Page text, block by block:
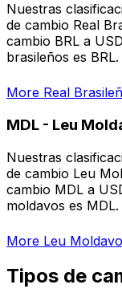
Nuestras
de cambio Real
cambio BRL a
brasileños es
More Real
MDL - Leu
Nuestras
de cambio Leu
cambio MDL a
moldavos es
More Leu Moldavo
Tipos de